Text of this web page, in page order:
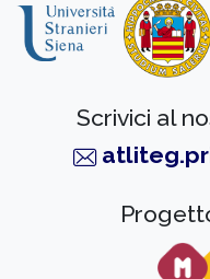
Scrivici al